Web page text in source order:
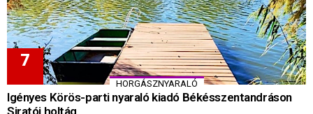
HORGÁSZNYARALÓ
Igényes Körös-parti nyaraló kiadó Békésszentandráson